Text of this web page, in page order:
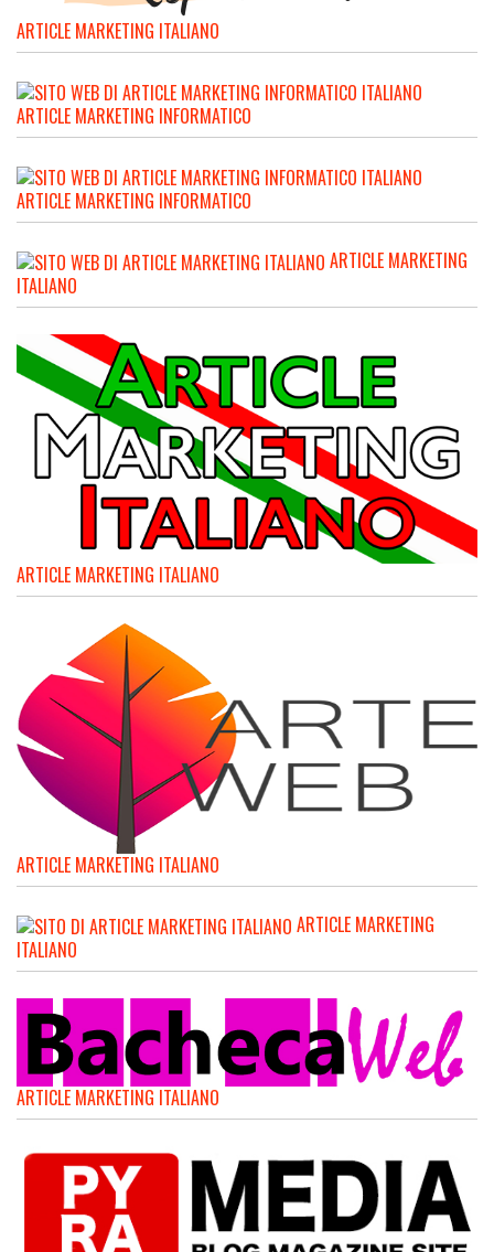
ARTICLE MARKETING ITALIANO
ARTICLE MARKETING INFORMATICO
ARTICLE MARKETING INFORMATICO
ARTICLE MARKETING
ITALIANO
ARTICLE MARKETING ITALIANO
ARTICLE MARKETING ITALIANO
ARTICLE MARKETING
ITALIANO
ARTICLE MARKETING ITALIANO